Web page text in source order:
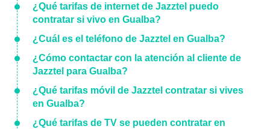
¿Qué tarifas de internet de Jazztel puedo
contratar si vivo en Gualba?
¿Cuál es el teléfono de Jazztel en Gualba?
¿Cómo contactar con la atención al cliente de
Jazztel para Gualba?
¿Qué tarifas móvil de Jazztel contratar si vives
en Gualba?
¿Qué tarifas de TV se pueden contratar en